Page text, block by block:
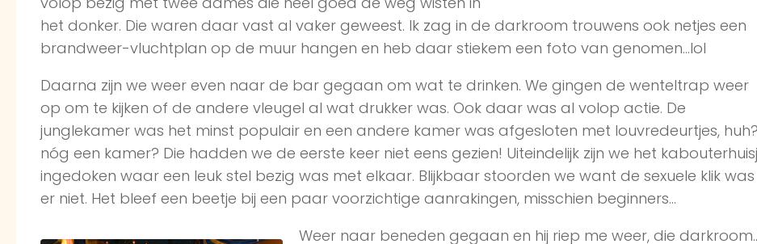
het donker. Die waren daar vast al vaker geweest. Ik zag in de darkroom trouwens ook netjes een
brandweer-vluchtplan op de muur hangen en heb daar stiekem een foto van genomen…lol
Daarna zijn we weer even naar de bar gegaan om wat te drinken. We gingen de wenteltrap weer
op om te kijken of de andere vleugel al wat drukker was. Ook daar was al volop actie. De
junglekamer was het minst populair en een andere kamer was afgesloten met louvredeurtjes, huh?
nóg een kamer? Die hadden we de eerste keer niet eens gezien! Uiteindelijk zijn we het
ingedoken waar een leuk stel bezig was met elkaar. Blijkbaar stoorden we want de sexuele klik was
er niet. Het bleef een beetje bij een paar voorzichtige aanrakingen, misschien beginners…
Weer naar beneden gegaan en hij riep me weer, die